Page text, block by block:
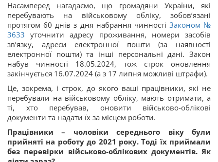
Насамперед нагадаємо, що громадяни України, які
перебувають на військовому обліку, зобов’язані
протягом 60 днів з дня набрання чинності Законом №
3633 уточнити адресу проживання, номери засобів
зв’язку, адреси електронної пошти (за наявності
електронної пошти) та інші персональні дані. Закон
набув чинності 18.05.2024, тож строк оновлення
закінчується 16.07.2024 (а з 17 липня можливі штрафи).
Це, зокрема, і строк, до якого ваші працівники, які не
перебували на військовому обліку, мають отримати, а
ті, хто перебував, оновити військово-облікові
документи та надати їх за місцем роботи.
Працівники – чоловіки середнього віку були
прийняті на роботу до 2021 року. Тоді їх приймали
без перевірки військово-облікових документів. Як